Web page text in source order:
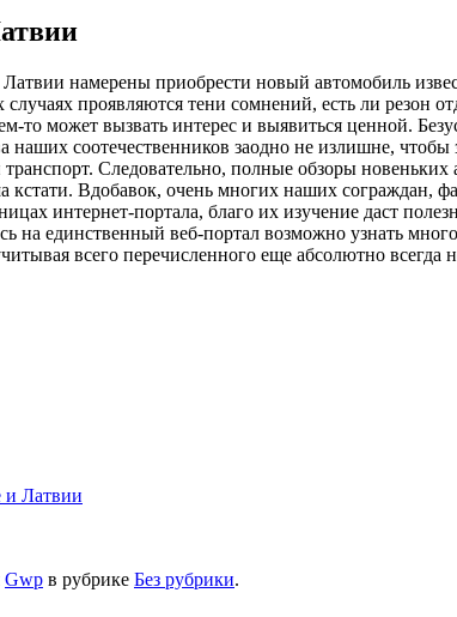
намерены приобрести новый автомобиль
случаях проявляются тени сомнений, есть ли резон
то может вызвать интерес и выявиться ценной.
наших соотечественников заодно не излишне,
Следовательно, полные обзоры
кстати. Вдобавок, очень многих наших сограждан,
интернет-портала, благо их изучение даст
на единственный веб-портал возможно узнать
всего перечисленного еще абсолютно
и Латвии
Gwp в рубрике Без рубрики.